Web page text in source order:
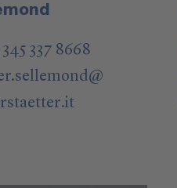
337 8668
@
.it